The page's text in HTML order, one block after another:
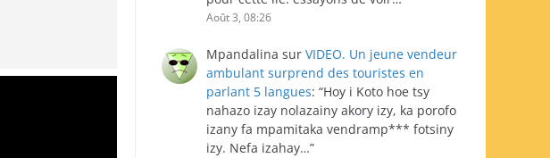
Août 3, 08:26
Mpandalina sur VIDEO. Un jeune vendeur
ambulant surprend des touristes en
parlant 5 langues: “Hoy i Koto hoe tsy
nahazo izay nolazainy akory izy, ka porofo
izany fa mpamitaka vendramp*** fotsiny
izy. Nefa izahay…”